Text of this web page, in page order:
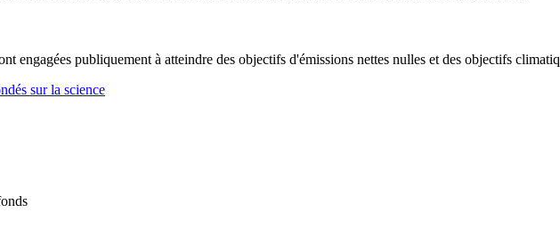
engagées publiquement à atteindre des objectifs d'émissions nettes nulles et des objectifs
sur la science